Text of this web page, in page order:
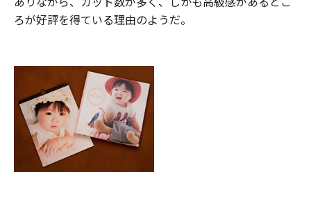
ろが好評を得ている理由のようだ。